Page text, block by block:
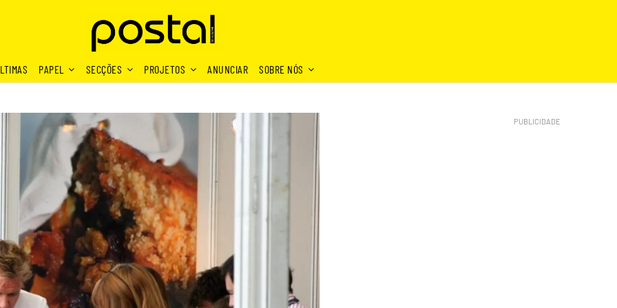
PAPEL SECÇÕES PROJETOS ANUNCIAR SOBRE NÓS